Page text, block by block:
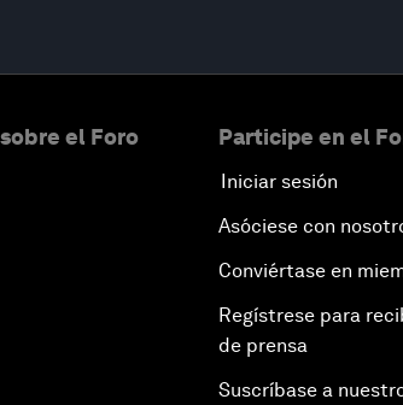
el Foro Participe en el
Iniciar sesión
Asóciese con
Conviértase en
Regístrese para
de prensa
Suscríbase a